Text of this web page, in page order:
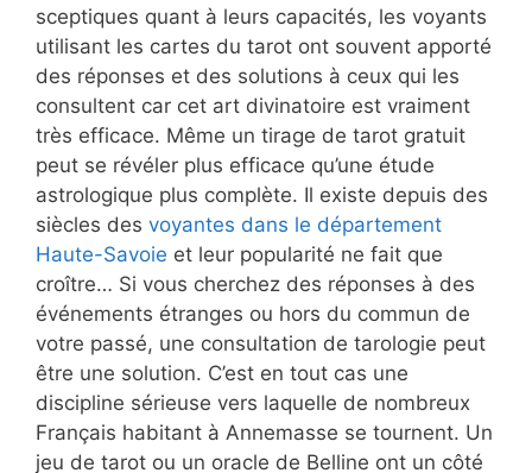
sceptiques quant à leurs capacités, les voyants
utilisant les cartes du tarot ont souvent apporté
des réponses et des solutions à ceux qui les
consultent car cet art divinatoire est vraiment
très efficace. Même un tirage de tarot gratuit
peut se révéler plus efficace qu’une étude
astrologique plus complète. Il existe depuis des
siècles des voyantes dans le département
Haute-Savoie et leur popularité ne fait que
croître… Si vous cherchez des réponses à des
événements étranges ou hors du commun de
votre passé, une consultation de tarologie peut
être une solution. C’est en tout cas une
discipline sérieuse vers laquelle de nombreux
Français habitant à Annemasse se tournent. Un
jeu de tarot ou un oracle de Belline ont un côté